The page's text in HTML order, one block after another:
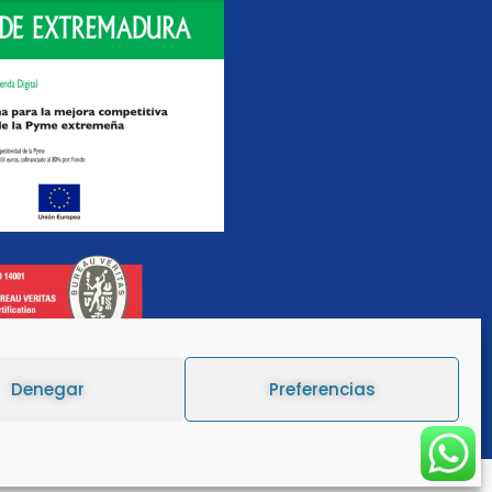
Denegar Preferencias